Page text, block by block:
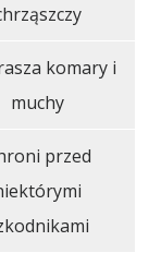
komary i
muchy
przed